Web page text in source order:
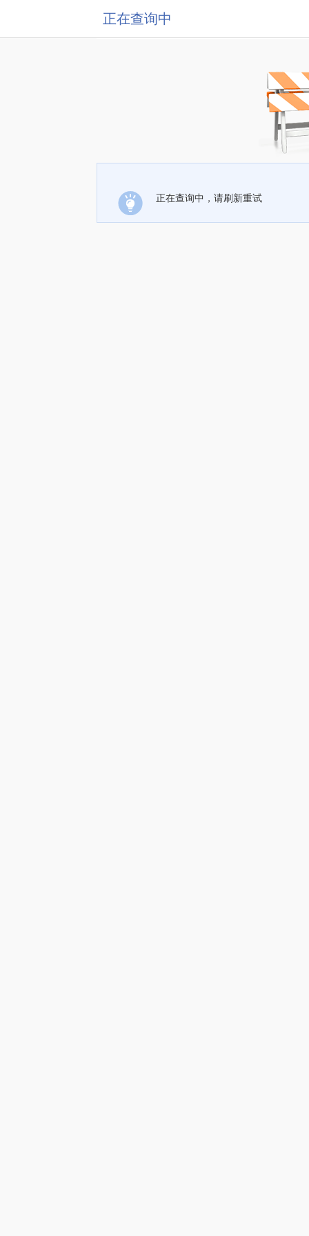
正在查询中
正在查询中，请刷新重试